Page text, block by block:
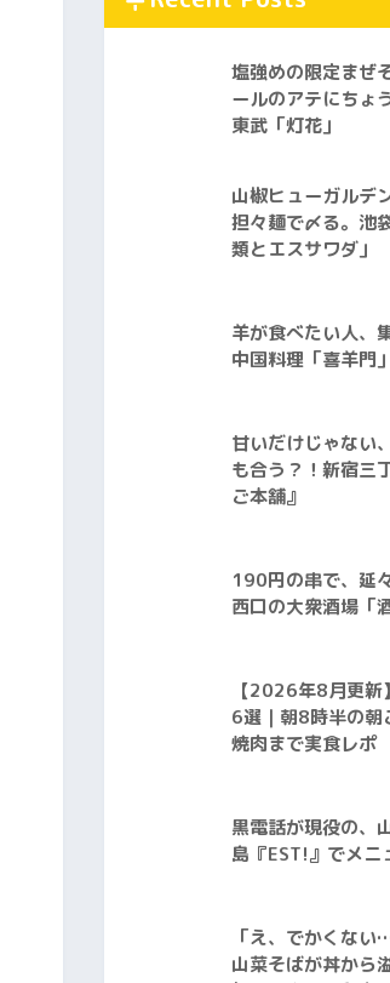
塩強めの限定まぜ
ールのアテにちょ
東武「灯花」
山椒ヒューガルデ
担々麺で〆る。池
類とエスサワダ」
羊が食べたい人、
中国料理「喜羊門
甘いだけじゃない
も合う？！新宿三
ご本舗』
190円の串で、延
西口の大衆酒場「
【2026年8月更新
6選｜朝8時半の朝
焼肉まで実食レポ
黒電話が現役の、
島『EST!』でメニ
「え、でかくな
山菜そばが丼から